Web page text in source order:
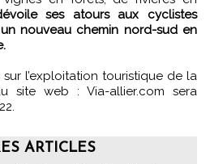
ses atours aux cyclistes
nouveau chemin nord-sud en
l’exploitation touristique de la
site web : Via-allier.com sera
ARTICLES